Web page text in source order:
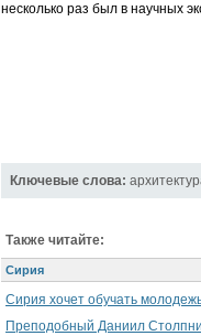
несколько раз был в научных
Ключевые слова:
Также читайте:
Сирия
Сирия хочет обучать
Преподобный Даниил